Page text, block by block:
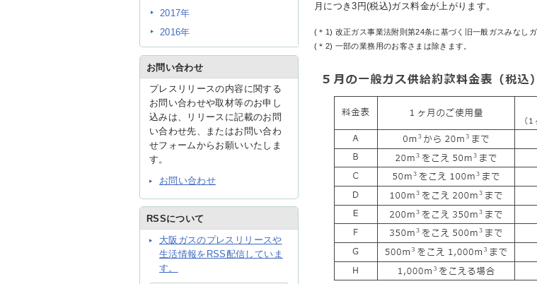
月につき3円(税込)ガス料金が上がります。
(＊1) 改正ガス事業法附則第24条に基づく旧一般ガスみなし
(＊2) 一部の業務用のお客さまは除きます。
2017年
2016年
お問い合わせ
プレスリリースの内容に関する
お問い合わせや取材等のお申し
込みは、リリースに記載のお問
い合わせ先、またはお問い合わ
せフォームからお願いいたしま
す。
お問い合わせ
RSSについて
大阪ガスのプレスリリースや
生活情報をRSS配信していま
す。